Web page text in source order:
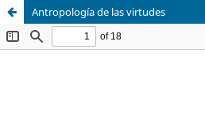
Antropología de las virtudes